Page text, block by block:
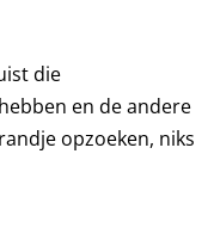
die
en de andere
opzoeken, niks